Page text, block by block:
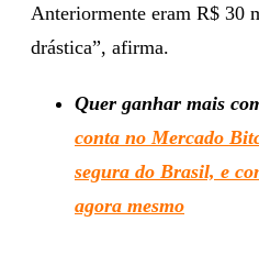
Anteriormente eram R$ 30
drástica”, afirma.
Quer ganhar mais
conta no Mercado
segura do Brasil, e
agora mesmo